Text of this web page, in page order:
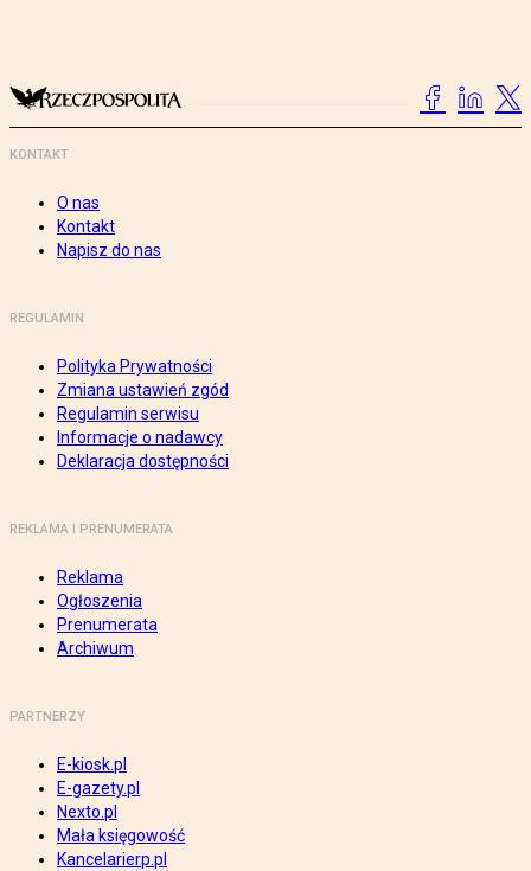
KONTAKT
O nas
Kontakt
Napisz do nas
REGULAMIN
Polityka Prywatności
Zmiana ustawień zgód
Regulamin serwisu
Informacje o nadawcy
Deklaracja dostępności
REKLAMA I PRENUMERATA
Reklama
Ogłoszenia
Prenumerata
Archiwum
PARTNERZY
E-kiosk.pl
E-gazety.pl
Nexto.pl
Mała księgowość
Kancelarierp.pl